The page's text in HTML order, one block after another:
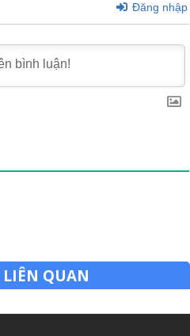
Đăng nhập
LIÊN QUAN